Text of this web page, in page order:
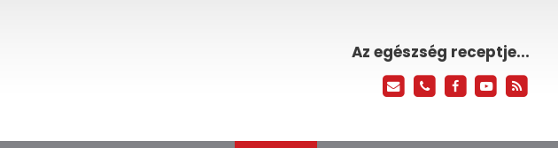
Az egészség receptje...